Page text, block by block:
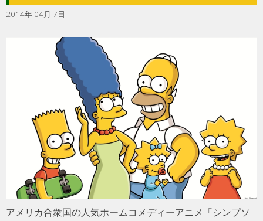
2014年 04月 7日
アメリカ合衆国の人気ホームコメディーアニメ「シンプソ